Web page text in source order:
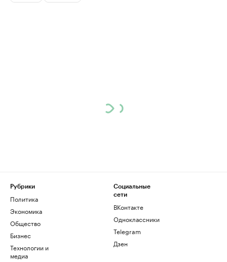
Рубрики
Политика
Экономика
Общество
Бизнес
Технологии и
медиа
Социальные
сети
ВКонтакте
Одноклассники
Telegram
Дзен